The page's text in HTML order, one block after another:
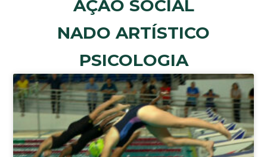
AÇÃO SOCIAL
NADO ARTÍSTICO
PSICOLOGIA